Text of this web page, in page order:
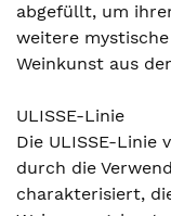
abgefüllt, um
weitere
Weinkunst aus
ULISSE-Linie
Die ULISSE-Linie
durch die
charakterisiert,